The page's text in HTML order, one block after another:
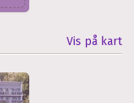
Vis på kart